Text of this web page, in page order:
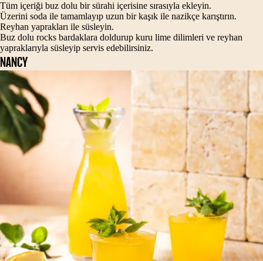
Tüm içeriği buz dolu bir sürahi içerisine sırasıyla ekleyin.
Üzerini soda ile tamamlayıp uzun bir kaşık ile nazikçe karıştırın.
Reyhan yaprakları ile süsleyin.
Buz dolu rocks bardaklara doldurup kuru lime dilimleri ve reyhan
yapraklarıyla süsleyip servis edebilirsiniz.
NANCY